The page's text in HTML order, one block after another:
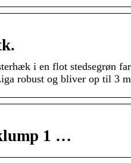
i en flot stedsegrøn
robust og bliver op til 3
1 …